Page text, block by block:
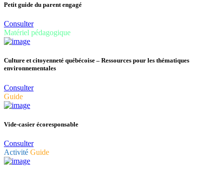
Petit guide du parent engagé
Consulter
Matériel pédagogique
Culture et citoyenneté québécoise – Ressources pour les thématiques
environnementales
Consulter
Guide
Vide-casier écoresponsable
Consulter
Activité Guide